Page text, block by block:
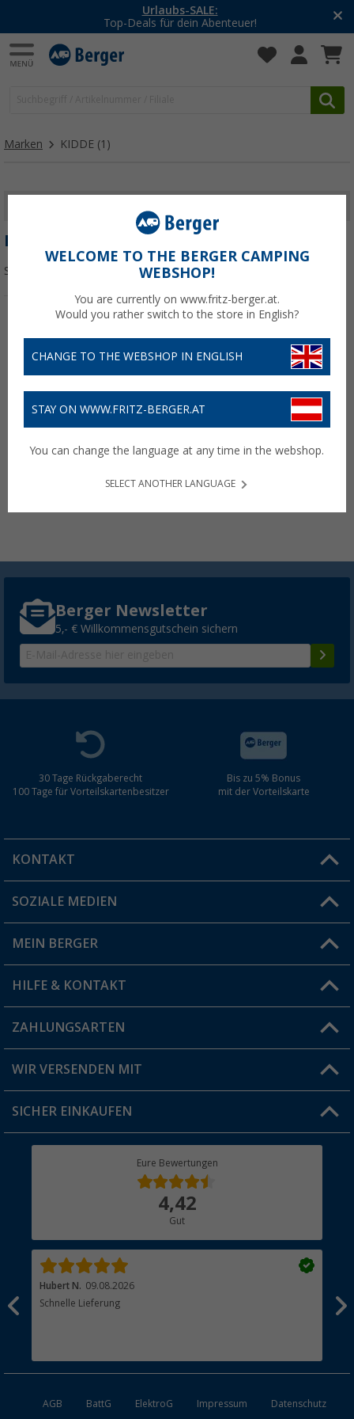
Urlaubs-SALE:
Top-Deals für dein Abenteuer!
Marken KIDDE (1)
KIDDE
Sortieren:
14,99 €
Berger Newsletter
5,- € Willkommensgutschein sichern
30 Tage Rückgaberecht
100 Tage für Vorteilskartenbesitzer
Bis zu 5% Bonus
mit der Vorteilskarte
KONTAKT
Du hast eine Frage?
Filiale finden
SOZIALE MEDIEN
MEIN BERGER
Vorteilskarte
Blog
Jobs & Karriere
HILFE & KONTAKT
FAQ & Kontakt
Versandinformationen
Rücksendung
ZAHLUNGSARTEN
WIR VERSENDEN MIT
SICHER EINKAUFEN
Eure Bewertungen
4,42
Gut
Hubert N. 09.08.2026
Schnelle Lieferung
AGB BattG ElektroG Impressum Datenschutz
WELCOME TO THE BERGER CAMPING
WEBSHOP!
You are currently on www.fritz-berger.at.
Would you rather switch to the store in English?
CHANGE TO THE WEBSHOP IN ENGLISH
STAY ON WWW.FRITZ-BERGER.AT
You can change the language at any time in the webshop.
SELECT ANOTHER LANGUAGE